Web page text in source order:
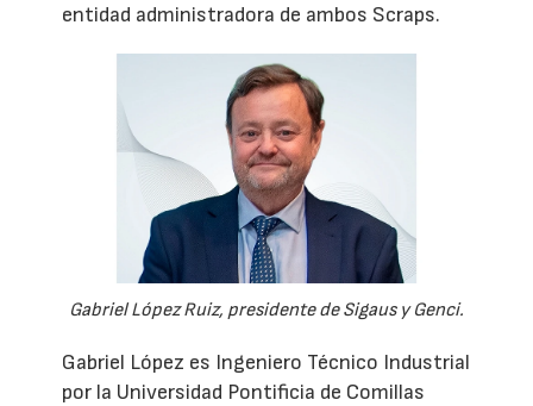
entidad administradora de ambos Scraps.
Gabriel López Ruiz, presidente de Sigaus y Genci.
Gabriel López es Ingeniero Técnico Industrial
por la Universidad Pontificia de Comillas